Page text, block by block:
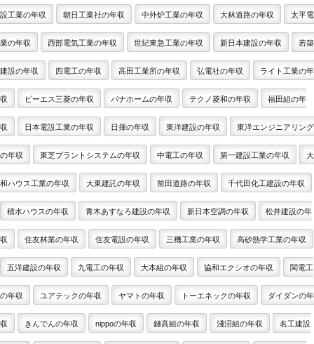
設工業の年収 朝日工業社の年収 中外炉工業の年収 大林道路の年収 太平電
業の年収 西部電気工業の年収 世紀東急工業の年収 新日本建設の年収 若築
建設の年収 四電工の年収 高田工業所の年収 弘電社の年収 ライト工業の年
収 ピーエス三菱の年収 パナホームの年収 テクノ菱和の年収 福田組の年
収 日本電設工業の年収 日揮の年収 東洋建設の年収 東洋エンジニアリング
の年収 東芝プラントシステムの年収 中電工の年収 第一建設工業の年収 大
和ハウス工業の年収 大東建託の年収 前田道路の年収 千代田化工建設の年収
積水ハウスの年収 青木あすなろ建設の年収 新日本空調の年収 松井建設の年
収 住友林業の年収 住友電設の年収 三機工業の年収 高砂熱学工業の年収
五洋建設の年収 九電工の年収 大本組の年収 協和エクシオの年収 関電工
の年収 ユアテックの年収 ヤマトの年収 トーエネックの年収 ダイダンの年
収 きんでんの年収 nippoの年収 錢高組の年収 淺沼組の年収 名工建設